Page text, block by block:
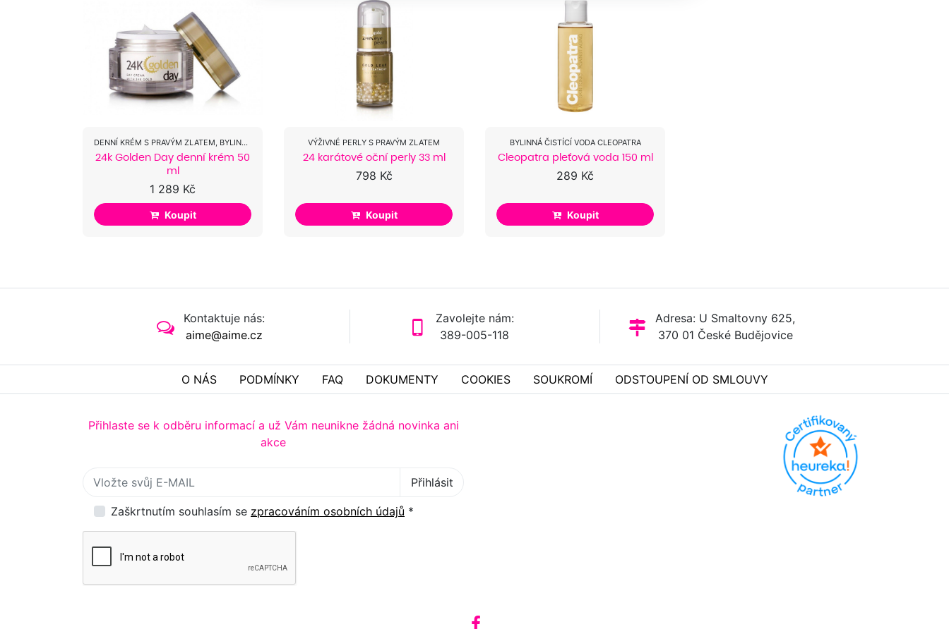
DENNÍ KRÉM S PRAVÝM ZLATEM, BYLINAMI A OLEJI
24k Golden Day denní krém 50
ml
1 289 Kč
Koupit
VÝŽIVNÉ PERLY S PRAVÝM ZLATEM
24 karátové oční perly 33 ml
798 Kč
Koupit
BYLINNÁ ČISTÍCÍ VODA CLEOPATRA
Cleopatra pleťová voda 150 ml
289 Kč
Koupit
Kontaktuje nás:
aime@aime.cz
Zavolejte nám:
389-005-118
Adresa: U Smaltovny 625,
370 01 České Budějovice
O NÁS PODMÍNKY FAQ DOKUMENTY COOKIES SOUKROMÍ ODSTOUPENÍ OD SMLOUVY
Přihlaste se k odběru informací a už Vám neunikne žádná novinka ani
akce
Přihlaste se k odběru novinek Přihlásit
Zaškrtnutím souhlasím se zpracováním osobních údajů *